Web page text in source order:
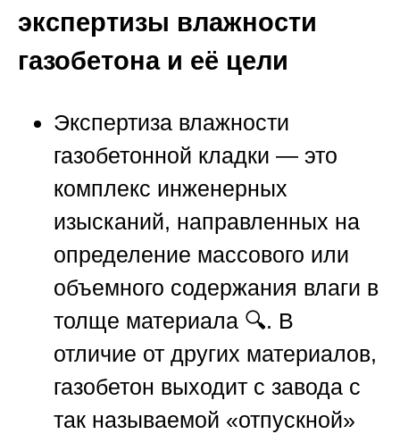
экспертизы влажности
газобетона и её цели
Экспертиза влажности
газобетонной кладки — это
комплекс инженерных
изысканий, направленных на
определение массового или
объемного содержания влаги в
толще материала 🔍. В
отличие от других материалов,
газобетон выходит с завода с
так называемой «отпускной»